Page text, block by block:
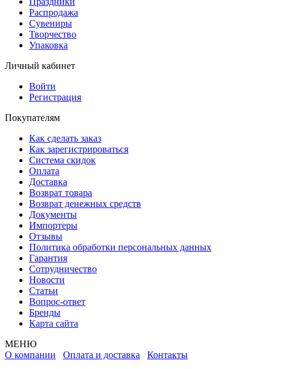
Распродажа
Сувениры
Творчество
Упаковка
Личный кабинет
Войти
Регистрация
Покупателям
Как сделать заказ
Как зарегистрироваться
Система скидок
Оплата
Доставка
Возврат товара
Возврат денежных средств
Документы
Импортеры
Отзывы
Политика обработки персональных данных
Гарантия
Сотрудничество
Новости
Статьи
Вопрос-ответ
Бренды
Карта сайта
МЕНЮ
О компании Оплата и доставка Контакты